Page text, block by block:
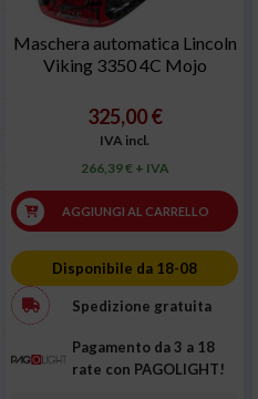
Maschera automatica Lincoln
Viking 3350 4C Mojo
325,00 €
IVA incl.
266,39 € + IVA
AGGIUNGI AL CARRELLO
Disponibile da 18-08
Spedizione gratuita
Pagamento da 3 a 18
rate con PAGOLIGHT!